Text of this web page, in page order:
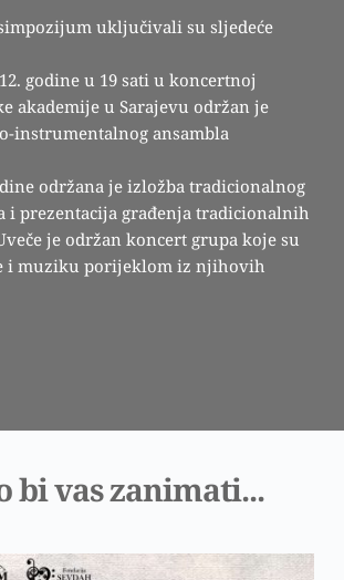
uključivali su sljedeće
godine u 19 sati u koncertnoj
akademije u Sarajevu održan je
instrumentalnog ansambla
održana je izložba tradicionalnog
i prezentacija građenja tradicionalnih
je održan koncert grupa koje su
i muziku porijeklom iz njihovih
bi vas zanimati...